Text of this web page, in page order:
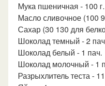
Мука пшеничная - 100 г.
Масло сливочное (100
Сахар (30 130 для
Шоколад темный - 2
Шоколад белый - 1 пач.
Шоколад молочный - 1
Разрыхлитель теста -